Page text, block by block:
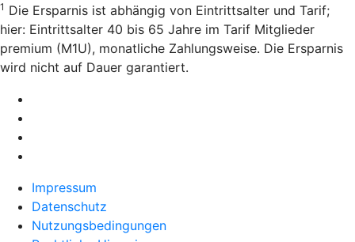
1 Die Ersparnis ist abhängig von Eintrittsalter und Tarif;
hier: Eintrittsalter 40 bis 65 Jahre im Tarif Mitglieder
premium (M1U), monatliche Zahlungsweise. Die Ersparnis
wird nicht auf Dauer garantiert.
Impressum
Datenschutz
Nutzungsbedingungen